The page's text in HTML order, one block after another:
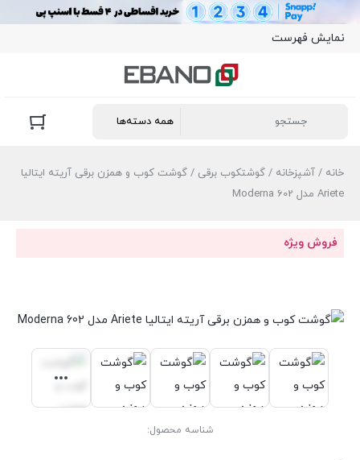
نمایش فهرست
خانه / آشپزخانه / گوشتکوب برقی / گوشت کوب و همزن برقی آریته ایتالیا
Ariete مدل 602 Moderna
فروش ویژه
شناسه محصول: